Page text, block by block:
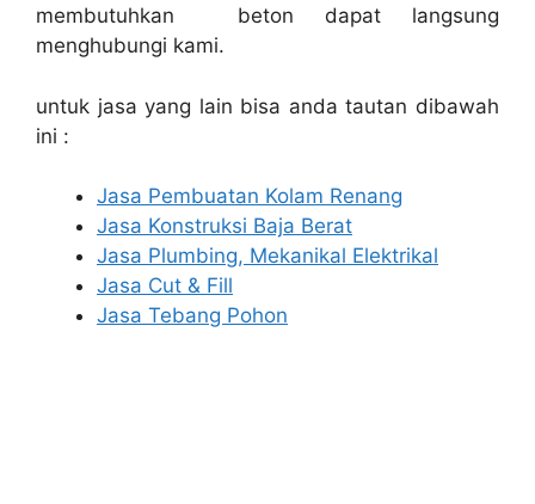
membutuhkan beton dapat langsung
menghubungi kami.
untuk jasa yang lain bisa anda tautan dibawah
ini :
Jasa Pembuatan Kolam Renang
Jasa Konstruksi Baja Berat
Jasa Plumbing, Mekanikal Elektrikal
Jasa Cut & Fill
Jasa Tebang Pohon